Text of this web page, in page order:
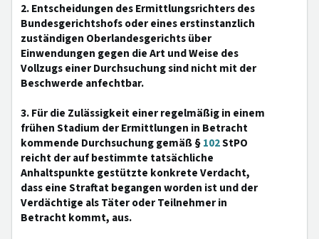
2. Entscheidungen des Ermittlungsrichters des
Bundesgerichtshofs oder eines erstinstanzlich
zuständigen Oberlandesgerichts über
Einwendungen gegen die Art und Weise des
Vollzugs einer Durchsuchung sind nicht mit der
Beschwerde anfechtbar.
3. Für die Zulässigkeit einer regelmäßig in einem
frühen Stadium der Ermittlungen in Betracht
kommende Durchsuchung gemäß §102StPO
reicht der auf bestimmte tatsächliche
Anhaltspunkte gestützte konkrete Verdacht,
dass eine Straftat begangen worden ist und der
Verdächtige als Täter oder Teilnehmer in
Betracht kommt, aus.